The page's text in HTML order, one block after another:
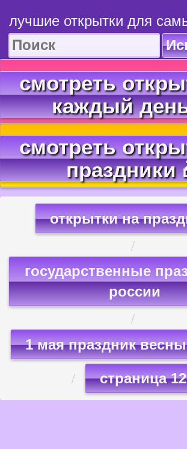
лучшие открытки для
смотреть
каждый
смотреть
праздники
открытки на
государственные
россии
1 мая праздник
страница 12